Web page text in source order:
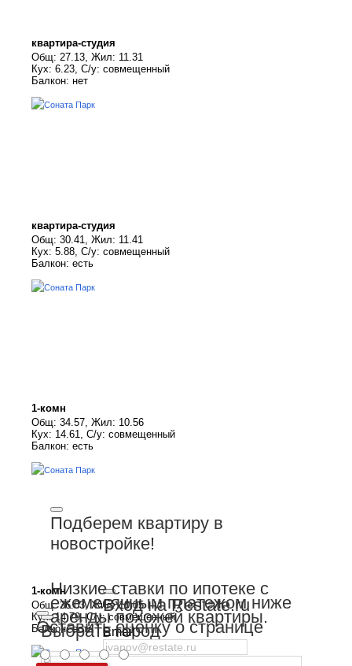
Выбрать город
Вход на Restate.ru
Email
Пароль
квартира-студия
Общ: 27.13, Жил: 11.31
Кух: 6.23, С/у: совмещенный
Балкон: нет
квартира-студия
Общ: 30.41, Жил: 11.41
Кух: 5.88, С/у: совмещенный
Балкон: есть
1-комн
Общ: 34.57, Жил: 10.56
Кух: 14.61, С/у: совмещенный
Балкон: есть
1-комн
Общ: 36.03, Жил: 10.05
Кух: 14.79, С/у: совмещенный
Балкон: есть
Подберем квартиру в
новостройке!
Низкие ставки по ипотеке с
ежемесячным платежом ниже
аренды похожей квартиры.
Оставить оценку о странице